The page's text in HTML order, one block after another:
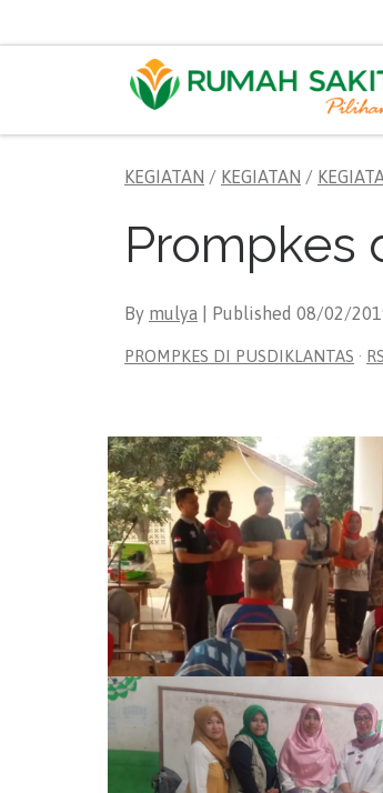
KEGIATAN / KEGIATAN /
Prompkes
By mulya | Published 08/02/
PROMPKES DI PUSDIKLANTAS ·